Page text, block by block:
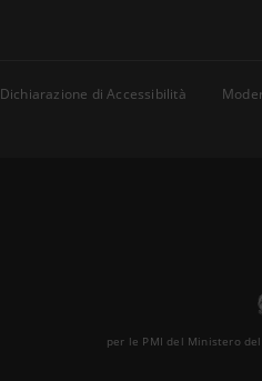
Dichiarazione di Accessibilità
per le PMI del Ministero